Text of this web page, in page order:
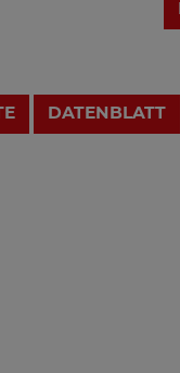
DATENBLATT